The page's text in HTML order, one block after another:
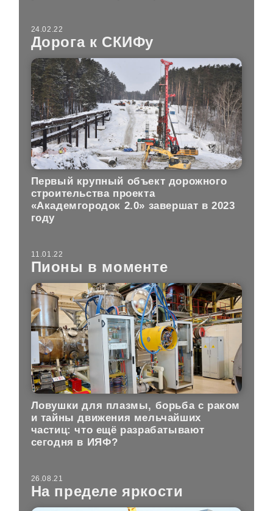
24.02.22
Дорога к СКИФу
Первый крупный объект дорожного
строительства проекта
«Академгородок 2.0» завершат в 2023
году
11.01.22
Пионы в моменте
Ловушки для плазмы, борьба с раком
и тайны движения мельчайших
частиц: что ещё разрабатывают
сегодня в ИЯФ?
26.08.21
На пределе яркости